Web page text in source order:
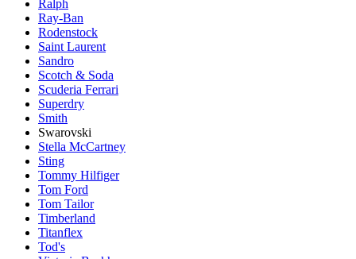
Ralph
Ray-Ban
Rodenstock
Saint Laurent
Sandro
Scotch & Soda
Scuderia Ferrari
Superdry
Smith
Swarovski
Stella McCartney
Sting
Tommy Hilfiger
Tom Ford
Tom Tailor
Timberland
Titanflex
Tod's